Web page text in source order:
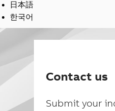
日本語
한국어
Contact us
Submit your